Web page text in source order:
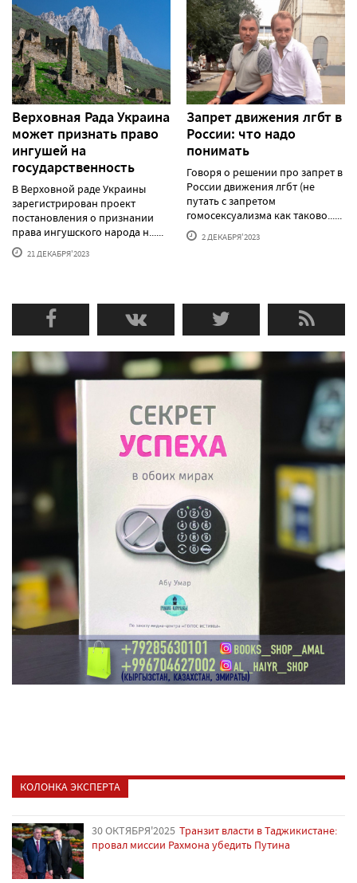
Верховная Рада Украина
может признать право
ингушей на
государственность
В Верховной раде Украины
зарегистрирован проект
постановления о признании
права ингушского народа н......
21 ДЕКАБРЯ'2023
Запрет движения лгбт в
России: что надо
понимать
Говоря о решении про запрет в
России движения лгбт (не
путать с запретом
гомосексуализма как таково......
2 ДЕКАБРЯ'2023
КОЛОНКА ЭКСПЕРТА
30 ОКТЯБРЯ'2025 Транзит власти в Таджикистане:
провал миссии Рахмона убедить Путина